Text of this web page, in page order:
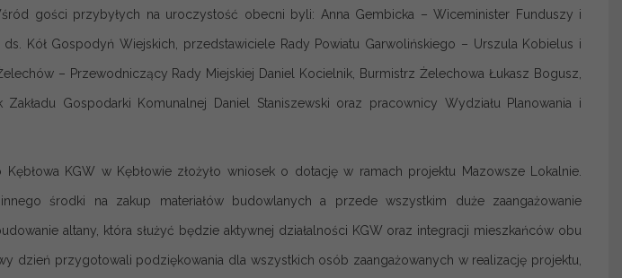
gości przybyłych na uroczystość obecni byli: Anna Gembicka – Wiceminister Funduszy i
Kół Gospodyń Wiejskich, przedstawiciele Rady Powiatu Garwolińskiego – Urszula Kobielus i
– Przewodniczący Rady Miejskiej Daniel Kocielnik, Burmistrz Żelechowa Łukasz Bogusz,
Zakładu Gospodarki Komunalnej Daniel Staniszewski oraz pracownicy Wydziału Planowania i
KGW w Kębłowie złożyło wniosek o dotację w ramach projektu Mazowsze Lokalnie.
środki na zakup materiałów budowlanych a przede wszystkim duże zaangażowanie
altany, która służyć będzie aktywnej działalności KGW oraz integracji mieszkańców obu
dzień przygotowali podziękowania dla wszystkich osób zaangażowanych w realizację projektu,